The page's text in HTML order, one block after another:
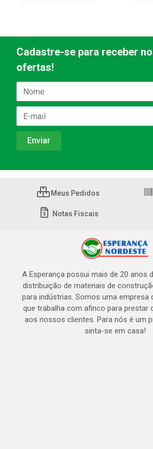
Cadastre-se para receber
ofertas!
Meus Pedidos
Notas Fiscais
A Esperança possui mais de 20 anos
distribuição de materiais de
para indústrias. Somos uma empresa
que trabalha com afinco para prestar
aos nossos clientes. Para nós é um
sinta-se em casa!